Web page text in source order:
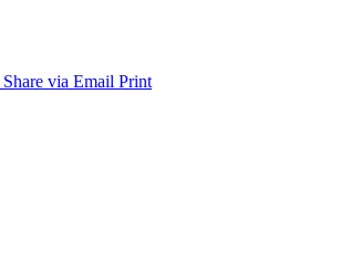
Share via Email Print